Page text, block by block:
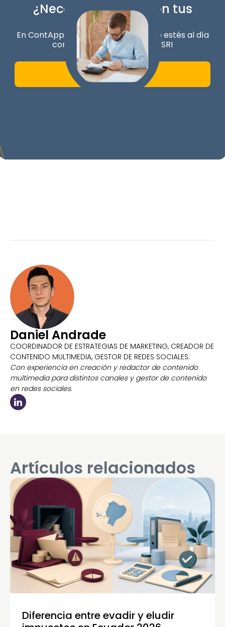
¿Necesitas ayuda con tus
declaraciones?
En ContApp nos encargamos de que estés al día
con tus obligaciones con el SRI
Empieza hoy
Daniel Andrade
COORDINADOR DE ESTRATEGIAS DE MARKETING, CREADOR DE
CONTENIDO MULTIMEDIA, GESTOR DE REDES SOCIALES.
Con experiencia en creación y redactor de contenido
multimedia para distintos canales y gestor de contenido
en redes sociales.
Artículos relacionados
Diferencia entre evadir y eludir